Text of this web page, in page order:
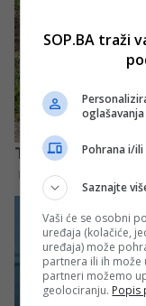
SOP.BA traži
Pohrana i/
Saznajte
Vaši će se osobni
uređaja (kolačiće,
uređaja) može
partnera ili ih može
partneri možemo
geolociranju. Popis